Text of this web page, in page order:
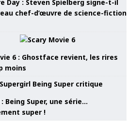
Day : Steven Spielberg signe-t-il
chef-d’œuvre de science-fiction
6 : Ghostface revient, les rires
moins
Being Super, une série…
super !